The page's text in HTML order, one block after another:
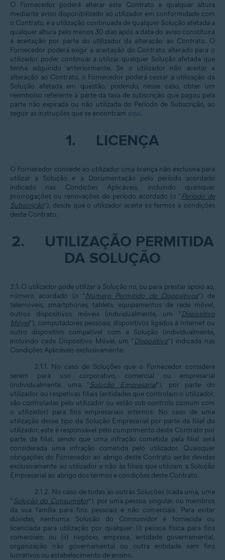
O Fornecedor poderá alterar este Contrato a qualquer altura
mediante aviso disponibilizado ao utilizador em conformidade com
o Contrato, e a utilização continuada de qualquer Solução afetada a
qualquer altura pelo menos 30 dias após a data do aviso constituirá
a aceitação por parte do utilizador da alteração ao Contrato. O
Fornecedor poderá exigir a aceitação do Contrato alterado para o
utilizador poder continuar a utilizar qualquer Solução afetada que
tenha adquirido anteriormente. Se o utilizador não aceitar a
alteração ao Contrato, o Fornecedor poderá cessar a utilização da
Solução afetada em questão, podendo, nesse caso, obter um
reembolso referente à parte da taxa de subscrição que pagou pela
parte não expirada ou não utilizada do Período de Subscrição, ao
seguir as instruções que se encontram aqui.
1. LICENÇA
O Fornecedor concede ao utilizador uma licença não exclusiva para
utilizar a Solução e a Documentação pelo período acordado
indicado nas Condições Aplicáveis, incluindo quaisquer
prorrogações ou renovações do período acordado (o “Período de
Subscrição”), desde que o utilizador aceite os termos e condições
deste Contrato.
2.
UTILIZAÇÃO PERMITIDA
DA SOLUÇÃO
2.1. O utilizador pode utilizar a Solução no, ou para prestar apoio ao,
número acordado (o “Número Permitido de Dispositivos”) de
telemóveis, smartphones, tablets, equipamentos de rede móvel,
outros dispositivos móveis (individualmente, um “Dispositivo
Móvel”), computadores pessoais, dispositivos ligados à Internet ou
outro dispositivo compatível com a Solução (individualmente,
incluindo cada Dispositivo Móvel, um “Dispositivo”) indicada nas
Condições Aplicáveis exclusivamente:
2.1.1. No caso de Soluções que o Fornecedor considere
serem para uso corporativo, comercial ou empresarial
(individualmente, uma “Solução Empresarial”), por parte do
utilizador ou respetivas filiais (entidades que controlam o utilizador,
são controladas pelo utilizador ou estão sob controlo comum com
o utilizador) para fins empresariais internos. No caso de uma
utilização desse tipo da Solução Empresarial por parte da filial do
utilizador, este é responsável pelo cumprimento deste Contrato por
parte da filial, sendo que uma infração cometida pela filial será
considerada uma infração cometida pelo utilizador. Quaisquer
obrigações do Fornecedor ao abrigo deste Contrato serão devidas
exclusivamente ao utilizador e não às filiais que utilizam a Solução
Empresarial ao abrigo dos termos e condições deste Contrato.
2.1.2. No caso de todas as outras Soluções (cada uma, uma
“Solução do Consumidor”), por uma pessoa singular, ou membros
da sua família para fins pessoais e não comerciais. Para evitar
dúvidas, nenhuma Solução do Consumidor é fornecida ou
licenciada para utilização por qualquer: (i) pessoa física para fins
comerciais; ou (ii) negócio, empresa, entidade governamental,
organização não governamental ou outra entidade sem fins
lucrativos ou estabelecimento de ensino.